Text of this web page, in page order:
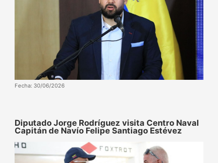
Fecha: 30/06/2026
Diputado Jorge Rodríguez visita Centro Naval
Capitán de Navío Felipe Santiago Estévez